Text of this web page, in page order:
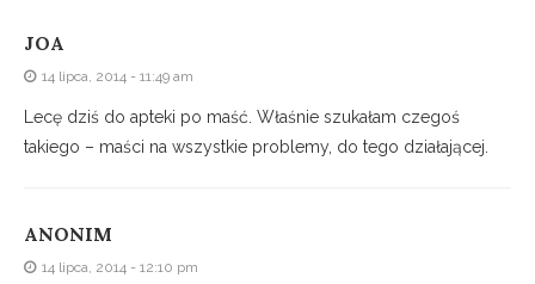
JOA
14 lipca, 2014 - 11:49 am
Lecę dziś do apteki po maść. Właśnie szukałam czegoś
takiego – maści na wszystkie problemy, do tego działającej.
ANONIM
14 lipca, 2014 - 12:10 pm